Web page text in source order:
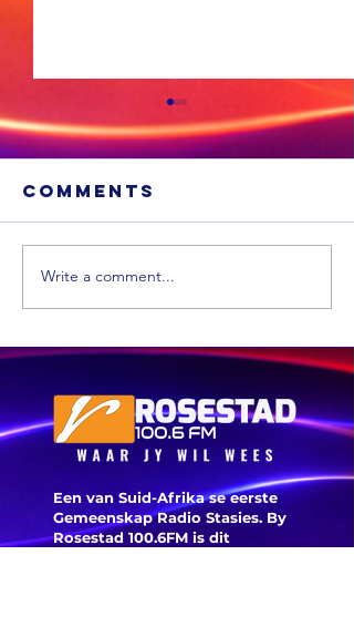
Xhariep kry
eers in 2031 'n
nuwe
munisipaliteit
Comments
Write a comment...
Een van Suid-Afrika se eerste
Gemeenskap Radio Stasies. By
Rosestad 100.6FM is dit